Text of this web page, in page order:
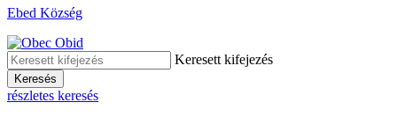
Ebed Község
Keresett kifejezés
Keresés
részletes keresés